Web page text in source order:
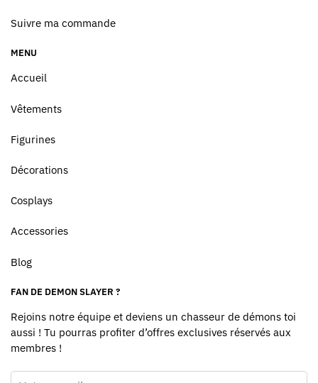
Suivre ma commande
MENU
Accueil
Vêtements
Figurines
Décorations
Cosplays
Accessories
Blog
FAN DE DEMON SLAYER ?
Rejoins notre équipe et deviens un chasseur de démons toi
aussi ! Tu pourras profiter d’offres exclusives réservés aux
membres !